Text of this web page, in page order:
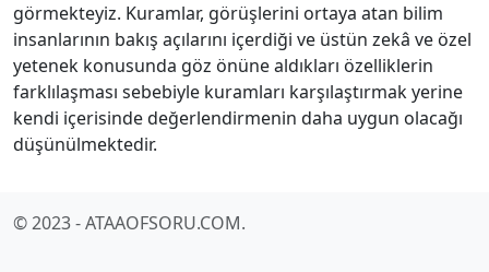
görmekteyiz. Kuramlar, görüşlerini ortaya atan bilim
insanlarının bakış açılarını içerdiği ve üstün zekâ ve özel
yetenek konusunda göz önüne aldıkları özelliklerin
farklılaşması sebebiyle kuramları karşılaştırmak yerine
kendi içerisinde değerlendirmenin daha uygun olacağı
düşünülmektedir.
© 2023 - ATAAOFSORU.COM.